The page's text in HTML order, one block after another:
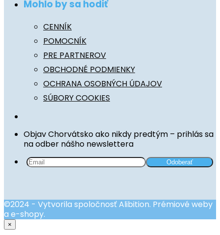
Mohlo by sa hodiť
CENNÍK
POMOCNÍK
PRE PARTNEROV
OBCHODNÉ PODMIENKY
OCHRANA OSOBNÝCH ÚDAJOV
SÚBORY COOKIES
Objav Chorvátsko ako nikdy predtým – prihlás sa
na odber nášho newslettera
©2024 - Vytvorila spoločnosť Alibition. Prémiové weby
a e-shopy.
×